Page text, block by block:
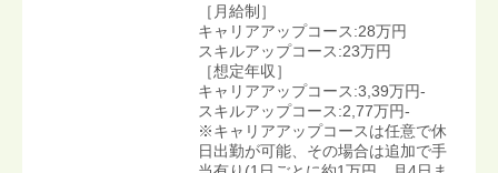
［月給制］
キャリアアップコース:28万円
スキルアップコース:23万円
［想定年収］
キャリアアップコース:3,39万円-
スキルアップコース:2,77万円-
※キャリアアップコースは任意で休
日出勤が可能、その場合は追加で手